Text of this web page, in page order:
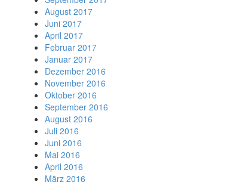
August 2017
Juni 2017
April 2017
Februar 2017
Januar 2017
Dezember 2016
November 2016
Oktober 2016
September 2016
August 2016
Juli 2016
Juni 2016
Mai 2016
April 2016
März 2016